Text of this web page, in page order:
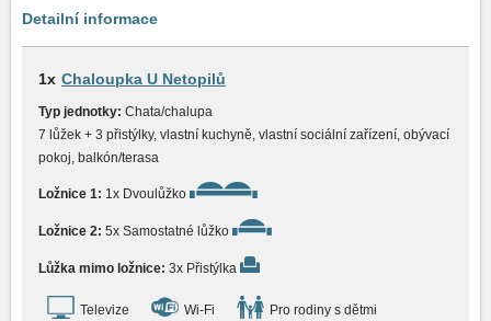
Detailní informace
1x Chaloupka U Netopilů
Typ jednotky: Chata/chalupa
7 lůžek + 3 přistýlky, vlastní kuchyně, vlastní sociální zařízení, obývací
pokoj, balkón/terasa
Ložnice 1: 1x Dvoulůžko
Ložnice 2: 5x Samostatné lůžko
Lůžka mimo ložnice: 3x Přistýlka
Televize Wi-Fi Pro rodiny s dětmi